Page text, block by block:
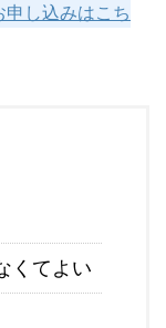
し込みはこち
くてよい